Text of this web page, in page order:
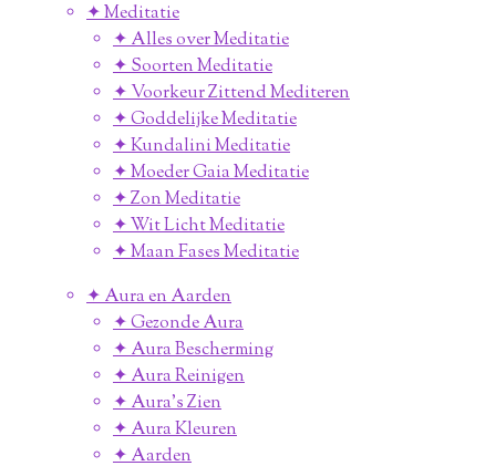
✦ Meditatie
✦ Alles over Meditatie
✦ Soorten Meditatie
✦ Voorkeur Zittend Mediteren
✦ Goddelijke Meditatie
✦ Kundalini Meditatie
✦ Moeder Gaia Meditatie
✦ Zon Meditatie
✦ Wit Licht Meditatie
✦ Maan Fases Meditatie
✦ Aura en Aarden
✦ Gezonde Aura
✦ Aura Bescherming
✦ Aura Reinigen
✦ Aura's Zien
✦ Aura Kleuren
✦ Aarden